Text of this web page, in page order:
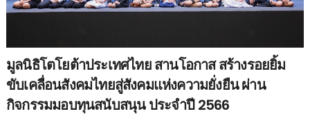
มูลนิธิโตโยต้าประเทศไทย สานโอกาส สร้างรอยยิ้ม
ขับเคลื่อนสังคมไทยสู่สังคมแห่งความยั่งยืน ผ่าน
กิจกรรมมอบทุนสนับสนุน ประจำปี 2566